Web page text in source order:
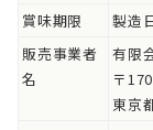
賞味期限
製造
販売事業者
名
有限
〒
東京